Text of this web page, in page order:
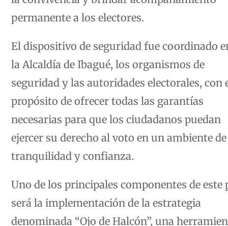
permanente a los electores.
El dispositivo de seguridad fue coordinado
la Alcaldía de Ibagué, los organismos de
seguridad y las autoridades electorales, con
propósito de ofrecer todas las garantías
necesarias para que los ciudadanos puedan
ejercer su derecho al voto en un ambiente de
tranquilidad y confianza.
Uno de los principales componentes de este
será la implementación de la estrategia
denominada “Ojo de Halcón”, una